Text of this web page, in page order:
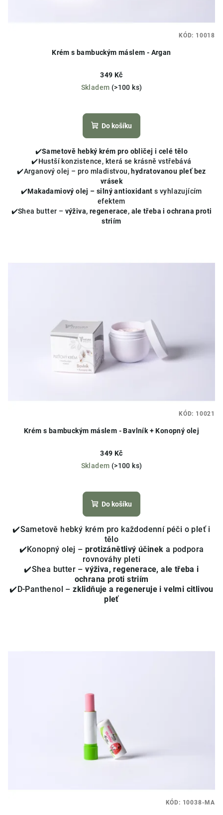
Krém s bambuckým máslem - Argan
349 Kč
Skladem (>100 ks)
hodnocení
produktu
z
5
hvězdiček.
Do košíku
✔️Sametově hebký krém pro obličej i celé tělo
✔️Hustší konzistence, která se krásně vstřebává
✔️Arganový olej – pro mladistvou, hydratovanou pleť bez
vrásek
✔️Makadamiový olej – silný antioxidant s vyhlazujícím
efektem
✔️Shea butter – výživa, regenerace, ale třeba i ochrana proti
striím
KÓD: 10018
Krém s bambuckým máslem - Bavlník + Konopný olej
349 Kč
Skladem (>100 ks)
hodnocení
produktu
z
5
hvězdiček.
Do košíku
✔️Sametově hebký krém pro každodenní péči o pleť i
tělo
✔️Konopný olej – protizánětlivý účinek a podpora
rovnováhy pleti
✔️Shea butter –výživa, regenerace, ale třeba i
ochrana proti striím
✔️D-Panthenol –zklidňuje a regeneruje i velmi citlivou
pleť
KÓD: 10021
KÓD: 10038-MA